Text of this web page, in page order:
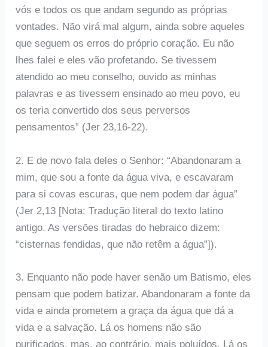
vós e todos os que andam segundo as próprias
vontades. Não virá mal algum, ainda sobre aqueles
que seguem os erros do próprio coração. Eu não
lhes falei e eles vão profetando. Se tivessem
atendido ao meu conselho, ouvido as minhas
palavras e as tivessem ensinado ao meu povo, eu
os teria convertido dos seus perversos
pensamentos” (Jer 23,16-22).
2. E de novo fala deles o Senhor: “Abandonaram a
mim, que sou a fonte da água viva, e escavaram
para si covas escuras, que nem podem dar água”
(Jer 2,13 [Nota: Tradução literal do texto latino
antigo. As versões tiradas do hebraico dizem:
“cisternas fendidas, que não retêm a água”]).
3. Enquanto não pode haver senão um Batismo, eles
pensam que podem batizar. Abandonaram a fonte da
vida e ainda prometem a graça da água que dá a
vida e a salvação. Lá os homens não são
purificados, mas, ao contrário, mais poluídos. Lá os